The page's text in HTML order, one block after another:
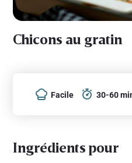
Chicons au gratin
Facile 30-60
Ingrédients pour